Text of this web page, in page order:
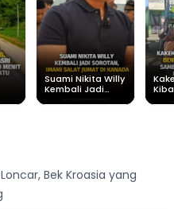
Suami Nikita Willy
Kembali Jadi
Bek Kroasia yang